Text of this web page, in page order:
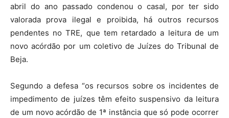
abril do ano passado condenou o casal, por ter sido
valorada prova ilegal e proibida, há outros recursos
pendentes no TRE, que tem retardado a leitura de um
novo acórdão por um coletivo de Juízes do Tribunal de
Beja.
Segundo a defesa “os recursos sobre os incidentes de
impedimento de juízes têm efeito suspensivo da leitura
de um novo acórdão de 1ª instância que só pode ocorrer